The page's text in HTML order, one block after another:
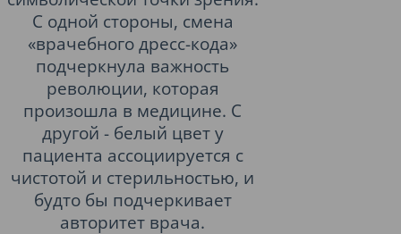
С одной стороны, смена
«врачебного дресс-кода»
подчеркнула важность
революции, которая
произошла в медицине. С
другой - белый цвет у
пациента ассоциируется с
чистотой и стерильностью, и
будто бы подчеркивает
авторитет врача.